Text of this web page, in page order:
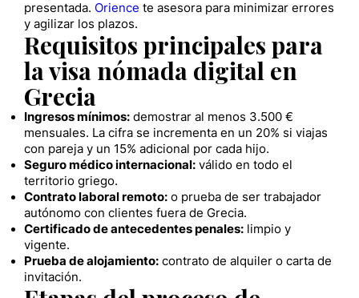
presentada. Orience te asesora para minimizar errores
y agilizar los plazos.
Requisitos principales para
la visa nómada digital en
Grecia
Ingresos mínimos: demostrar al menos 3.500 €
mensuales. La cifra se incrementa en un 20% si viajas
con pareja y un 15% adicional por cada hijo.
Seguro médico internacional: válido en todo el
territorio griego.
Contrato laboral remoto: o prueba de ser trabajador
autónomo con clientes fuera de Grecia.
Certificado de antecedentes penales: limpio y
vigente.
Prueba de alojamiento: contrato de alquiler o carta de
invitación.